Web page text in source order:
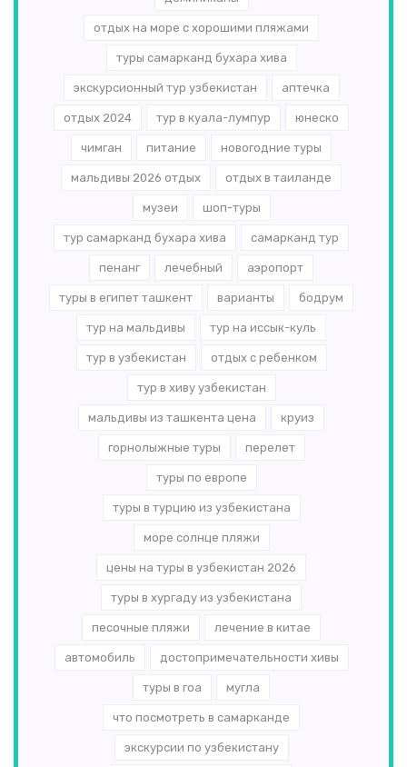
отдых на море с хорошими пляжами
туры самарканд бухара хива
экскурсионный тур узбекистан аптечка
отдых 2024 тур в куала-лумпур юнеско
чимган питание новогодние туры
мальдивы 2026 отдых отдых в таиланде
музеи шоп-туры
тур самарканд бухара хива самарканд тур
пенанг лечебный аэропорт
туры в египет ташкент варианты бодрум
тур на мальдивы тур на иссык-куль
тур в узбекистан отдых с ребенком
тур в хиву узбекистан
мальдивы из ташкента цена круиз
горнолыжные туры перелет
туры по европе
туры в турцию из узбекистана
море солнце пляжи
цены на туры в узбекистан 2026
туры в хургаду из узбекистана
песочные пляжи лечение в китае
автомобиль достопримечательности хивы
туры в гоа мугла
что посмотреть в самарканде
экскурсии по узбекистану